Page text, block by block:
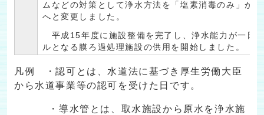
ムなどの対策として浄水方法を「塩素消毒のみ」か
へと変更しました。
平成15年度に施設整備を完了し、浄水能力が一日
ルとなる膜ろ過処理施設の供用を開始しました。
凡例 ・認可とは、水道法に基づき厚生労働大臣
から水道事業等の認可を受けた日です。
・導水管とは、取水施設から原水を浄水施